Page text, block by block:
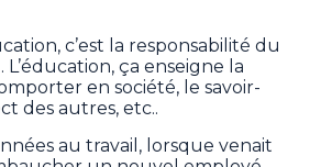
c’est la responsabilité du
L’éducation, ça enseigne la
en société, le savoir-
des autres, etc..
au travail, lorsque venait